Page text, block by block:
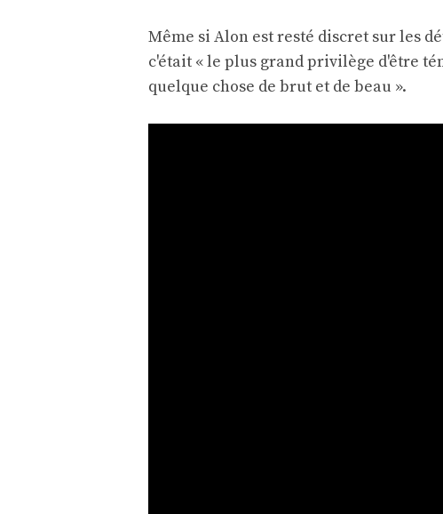
Même si Alon est resté discret sur les
c'était « le plus grand privilège d'être
quelque chose de brut et de beau ».